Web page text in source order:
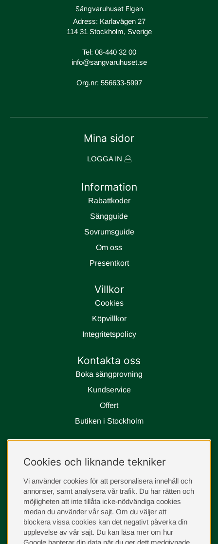
Sängvaruhuset Elgen
Adress: Karlavägen 27
114 31 Stockholm, Sverige
Tel: 08-440 32 00
info@sangvaruhuset.se
Org.nr: 556633-5997
Mina sidor
LOGGA IN
Information
Rabattkoder
Sängguide
Sovrumsguide
Om oss
Presentkort
Villkor
Cookies
Köpvillkor
Integritetspolicy
Kontakta oss
Boka sängprovning
Kundservice
Offert
Butiken i Stockholm
instagram
Cookies och liknande tekniker
Vi använder cookies för att personalisera innehåll och
annonser, samt analysera vår trafik. Du har rätten och
möjligheten att inte tillåta icke-nödvändiga cookies
medan du använder vår sajt. Om du väljer att
blockera vissa cookies kan det negativt påverka din
upplevelse av vår sajt. Du kan läsa mer om hur
Google hanterar din data när du ger dett medgivnade